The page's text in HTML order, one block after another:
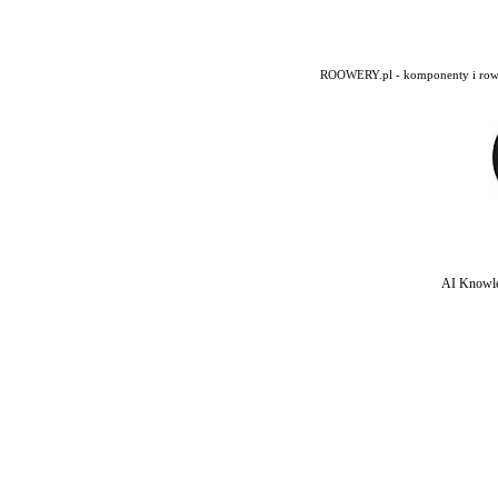
ROOWERY.pl - komponenty i
AI